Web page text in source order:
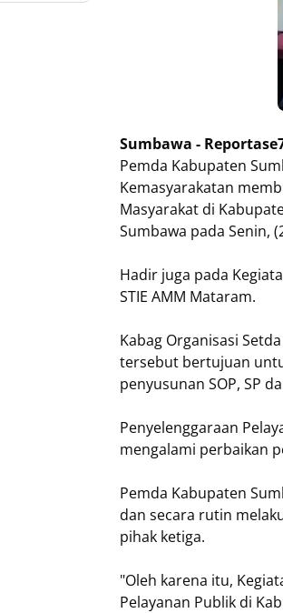
Sumbawa -
Pemda Kabupaten
Kemasyarakatan
Masyarakat di
Sumbawa pada Senin,
Hadir juga pada
STIE AMM Mataram.
Kabag Organisasi
tersebut bertujuan
penyusunan SOP, SP
Penyelenggaraan
mengalami perbaikan
Pemda Kabupaten
dan secara rutin
pihak ketiga.
"Oleh karena itu,
Pelayanan Publik di